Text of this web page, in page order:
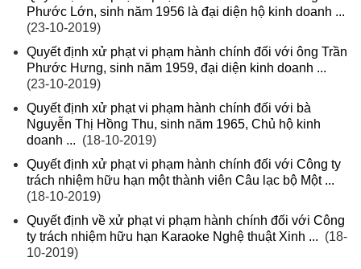
Phước Lớn, sinh năm 1956 là đại diện hộ kinh doanh ...
(23-10-2019)
Quyết định xử phạt vi phạm hành chính đối với ông Trần
Phước Hưng, sinh năm 1959, đại diện kinh doanh ...
(23-10-2019)
Quyết định xử phạt vi phạm hành chính đối với bà
Nguyễn Thị Hồng Thu, sinh năm 1965, Chủ hộ kinh
doanh ... (18-10-2019)
Quyết định xử phạt vi phạm hành chính đối với Công ty
trách nhiệm hữu hạn một thành viên Câu lạc bộ Một ...
(18-10-2019)
Quyết định về xử phạt vi phạm hành chính đối với Công
ty trách nhiệm hữu hạn Karaoke Nghệ thuật Xinh ... (18-
10-2019)